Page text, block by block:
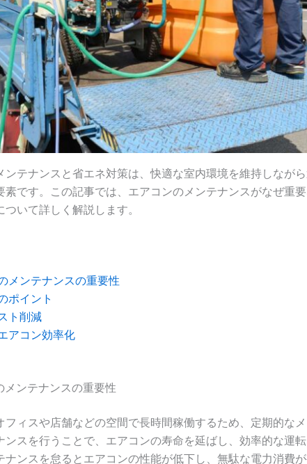
ンテナンスと省エネ対策は、快適な室内環境を維持しなが
素です。この記事では、エアコンのメンテナンスがなぜ重
いて詳しく解説します。
メンテナンスの重要性
ポイント
ト削減
アコン効率化
メンテナンスの重要性
フィスや店舗などの空間で長時間稼働するため、定期的な
ンスを行うことで、エアコンの寿命を延ばし、効率的な運
ナンスを怠るとエアコンの性能が低下し、無駄な電力消費